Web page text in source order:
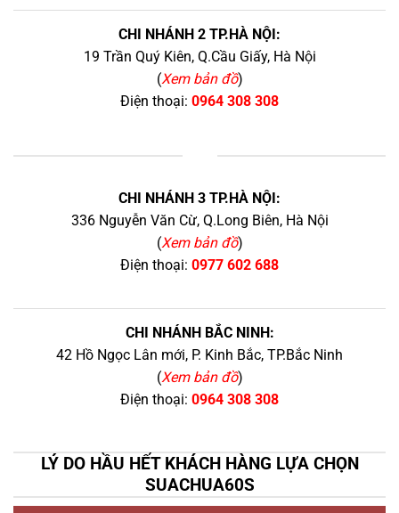
CHI NHÁNH 2 TP.HÀ NỘI:
19 Trần Quý Kiên, Q.Cầu Giấy, Hà Nội
(Xem bản đồ)
Điện thoại: 0964 308 308
CHI NHÁNH 3 TP.HÀ NỘI:
336 Nguyễn Văn Cừ, Q.Long Biên, Hà Nội
(Xem bản đồ)
Điện thoại: 0977 602 688
CHI NHÁNH BẮC NINH:
42 Hồ Ngọc Lân mới, P. Kinh Bắc, TP.Bắc Ninh
(Xem bản đồ)
Điện thoại: 0964 308 308
LÝ DO HẦU HẾT KHÁCH HÀNG LỰA CHỌN
SUACHUA60S